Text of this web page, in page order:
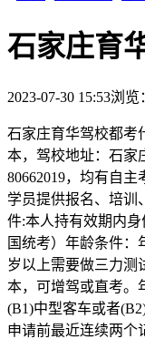
石家庄育
2023-07-30 15:53浏览
石家庄育华驾校都考
本，驾校地址：石家
80662019，均有自
学员提供报名、培训
件:本人持有效期内
国统考）年龄条件：
岁以上需要做三力测
本，可增驾或直考。
(B1)中型客车或者
申请前最近连续两个